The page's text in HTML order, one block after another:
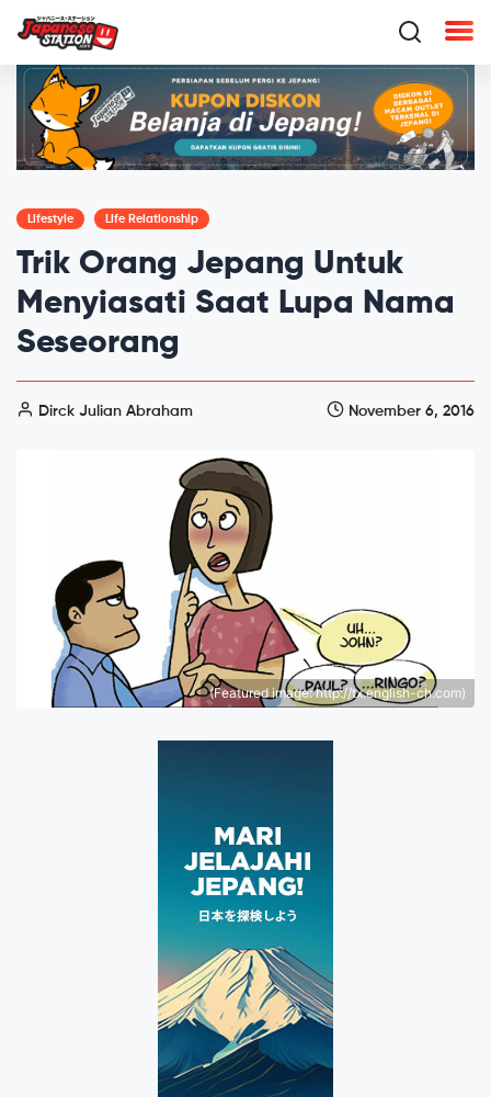
Lifestyle Life Relationship
Trik Orang Jepang Untuk
Menyiasati Saat Lupa Nama
Seseorang
Dirck Julian Abraham November 6, 2016
(Featured image: http://tx.english-ch.com)